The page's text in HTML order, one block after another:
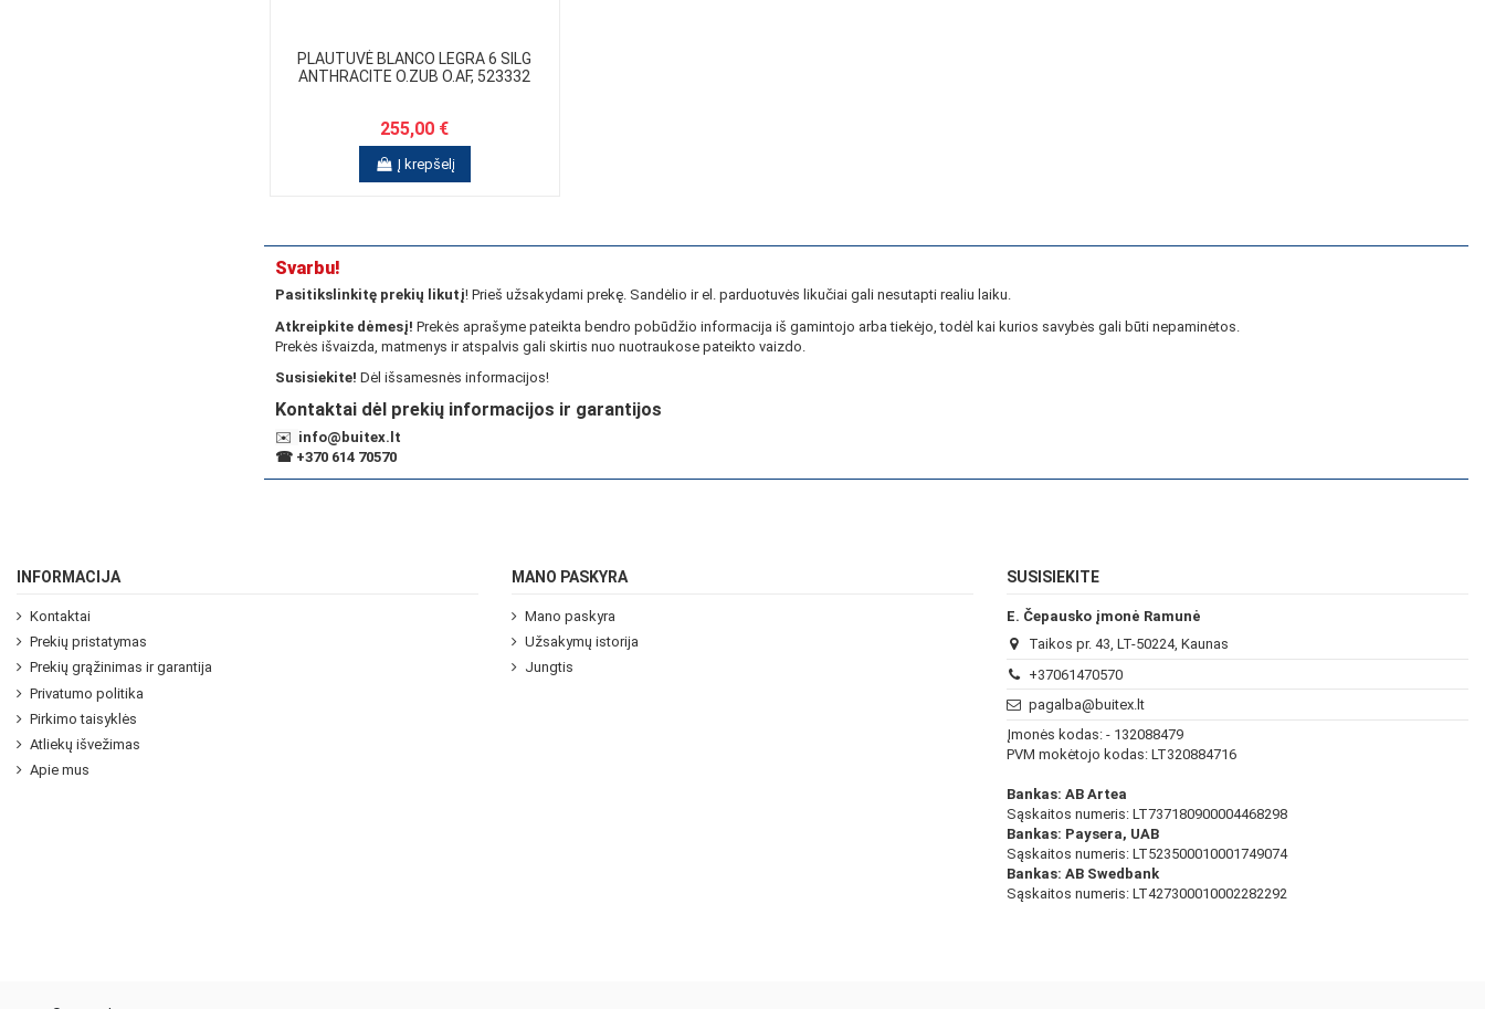
PLAUTUVĖ BLANCO LEGRA 6 SILG
ANTHRACITE O.ZUB O.AF, 523332
255,00 €
Į krepšelį
Svarbu!
Pasitikslinkitę prekių likutį! Prieš užsakydami prekę. Sandėlio ir el. parduotuvės likučiai gali nesutapti realiu laiku.
Atkreipkite dėmesį! Prekės aprašyme pateikta bendro pobūdžio informacija iš gamintojo arba tiekėjo, todėl kai kurios savybės gali būti nepaminėtos.
Prekės išvaizda, matmenys ir atspalvis gali skirtis nuo nuotraukose pateikto vaizdo.
Susisiekite! Dėl išsamesnės informacijos!
Kontaktai dėl prekių informacijos ir garantijos
✉️ info@buitex.lt
☎ +370 614 70570
INFORMACIJA
Kontaktai
Prekių pristatymas
Prekių grąžinimas ir garantija
Privatumo politika
Pirkimo taisyklės
Atliekų išvežimas
Apie mus
MANO PASKYRA
Mano paskyra
Užsakymų istorija
Jungtis
SUSISIEKITE
E. Čepausko įmonė Ramunė
Taikos pr. 43, LT-50224, Kaunas
+37061470570
pagalba@buitex.lt
Įmonės kodas: - 132088479
PVM mokėtojo kodas: LT320884716
Bankas: AB Artea
Sąskaitos numeris: LT737180900004468298
Bankas: Paysera, UAB
Sąskaitos numeris: LT523500010001749074
Bankas: AB Swedbank
Sąskaitos numeris: LT427300010002282292